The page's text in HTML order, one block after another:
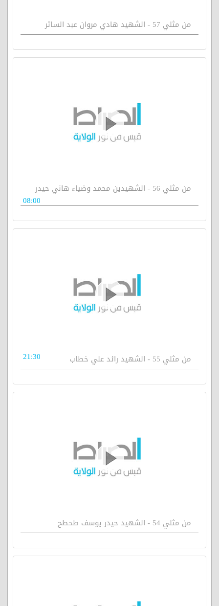
من مثلي 57 - الشهيد هادي مروان عبد الساتر
من مثلي 56 - الشهيدين محمد وضياء هاني حيدر
08:00
من مثلي 55 - الشهيد رائد علي خطاب 21:30
من مثلي 54 - الشهيد حيدر يوسف طحطح